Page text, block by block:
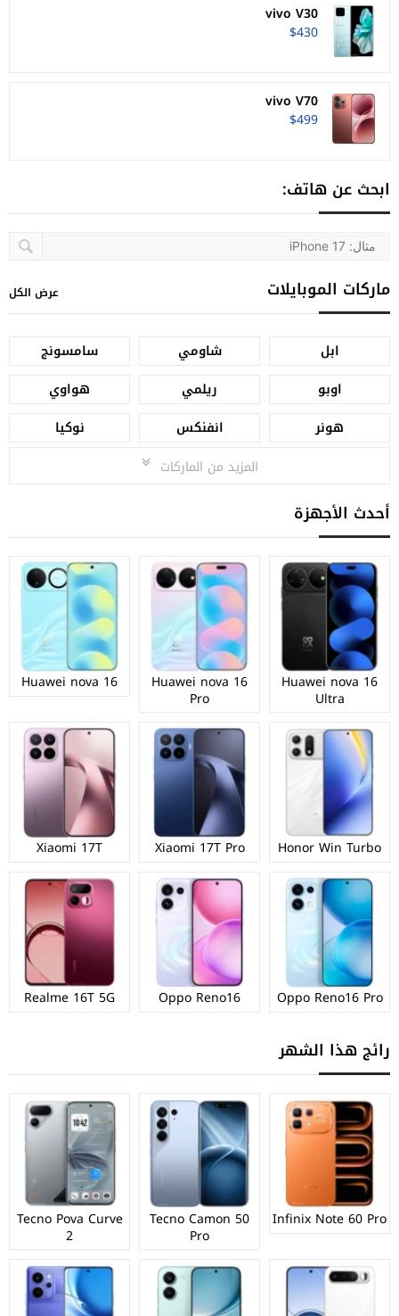
vivo V30
$430
vivo V70
$499
ابحث عن هاتف:
ماركات الموبايلات عرض الكل
ابل شاومي
سامسونج
اوبو
ريلمي
هواوي
هونر
انفنكس
نوكيا
المزيد من الماركات
أحدث الأجهزة
Huawei nova 16
Ultra
Huawei nova 16
Pro
Huawei nova 16
Honor Win Turbo
Xiaomi 17T Pro
Xiaomi 17T
Oppo Reno16 Pro
Oppo Reno16
Realme 16T 5G
رائج هذا الشهر
Infinix Note 60 Pro
Tecno Camon 50
Pro
Tecno Pova Curve
2